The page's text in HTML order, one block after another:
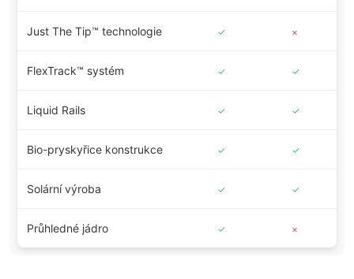
Just The Tip™ technologie ✓ ×
FlexTrack™ systém ✓ ✓
Liquid Rails ✓ ✓
Bio-pryskyřice konstrukce ✓ ✓
Solární výroba ✓ ✓
Průhledné jádro ✓ ×